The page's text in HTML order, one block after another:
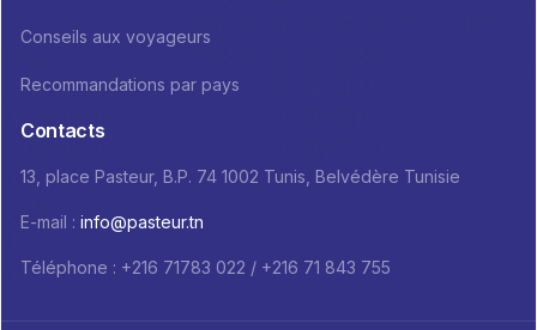
Conseils aux voyageurs
Recommandations par pays
Contacts
13, place Pasteur, B.P. 74 1002 Tunis, Belvédère Tunisie
E-mail : info@pasteur.tn
Téléphone : +216 71783 022 / +216 71 843 755